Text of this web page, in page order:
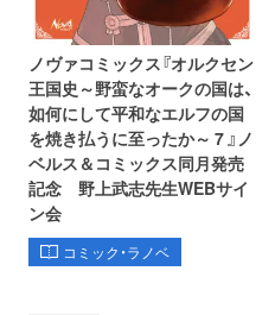
ノヴァコミックス『オルクセン
王国史～野蛮なオークの国は、
如何にして平和なエルフの国
を焼き払うに至ったか～ 7 』ノ
ベルス＆コミックス同月発売
記念 野上武志先生WEBサイ
ン会
コミック・ラノベ